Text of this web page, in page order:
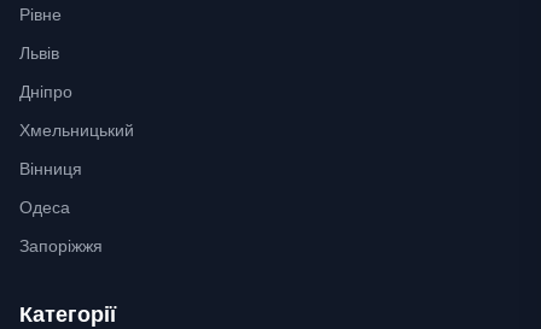
Рівне
Львів
Дніпро
Хмельницький
Вінниця
Одеса
Запоріжжя
Категорії